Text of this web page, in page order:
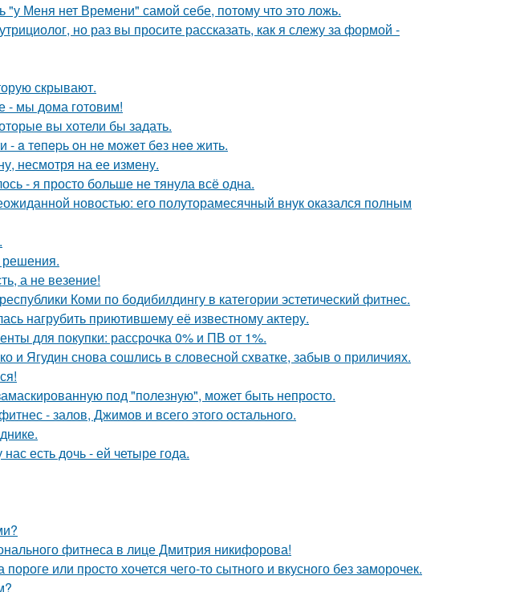
Меня нет Времени" самой себе, потому что это ложь.
но раз вы просите рассказать, как я слежу за формой -
скрывают.
- мы дома готовим!
вы хотели бы задать.
- a тeпepь oн нe мoжeт бeз нee жить.
несмотря на ее измену.
- я просто больше не тянула всё одна.
новостью: его полуторамесячный внук оказался полным
решения.
а не везение!
Коми по бодибилдингу в категории эстетический фитнес.
нагрубить приютившему её известному актеру.
для покупки: рассрочка 0% и ПВ от 1%.
Ягудин снова сошлись в словесной схватке, забыв о приличиях.
под "полезную", может быть непросто.
- залов, Джимов и всего этого остального.
есть дочь - ей четыре года.
фитнеса в лице Дмитрия никифорова!
или просто хочется чего-то сытного и вкусного без заморочек.